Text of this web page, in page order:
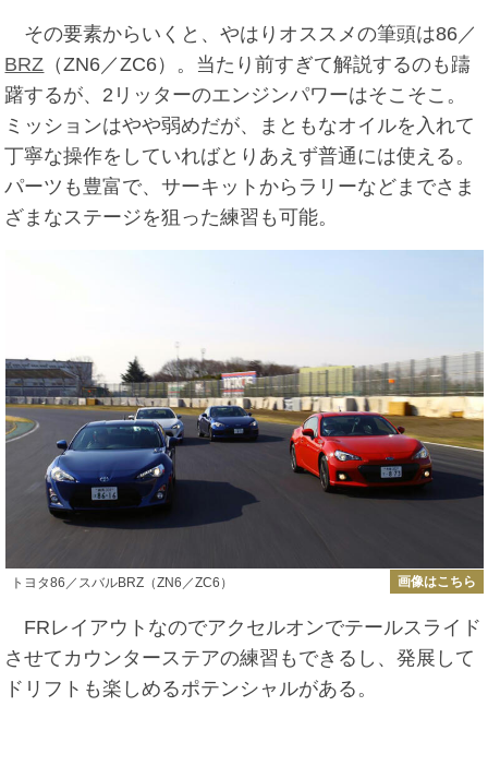
その要素からいくと、やはりオススメの筆頭は86／
BRZ （ZN6／ZC6）。当たり前すぎて解説するのも躊
躇するが、2リッターのエンジンパワーはそこそこ。
ミッションはやや弱めだが、まともなオイルを入れて
丁寧な操作をしていればとりあえず普通には使える。
パーツも豊富で、サーキットからラリーなどまでさま
ざまなステージを狙った練習も可能。
トヨタ86／スバルBRZ（ZN6／ZC6） 画像はこちら
FRレイアウトなのでアクセルオンでテールスライド
させてカウンターステアの練習もできるし、発展して
ドリフトも楽しめるポテンシャルがある。